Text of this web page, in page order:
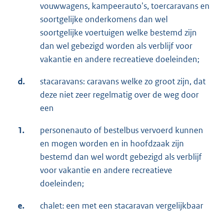
vouwwagens, kampeerauto's, toercaravans en
soortgelijke onderkomens dan wel
soortgelijke voertuigen welke bestemd zijn
dan wel gebezigd worden als verblijf voor
vakantie en andere recreatieve doeleinden;
d.
stacaravans: caravans welke zo groot zijn, dat
deze niet zeer regelmatig over de weg door
een
1.
personenauto of bestelbus vervoerd kunnen
en mogen worden en in hoofdzaak zijn
bestemd dan wel wordt gebezigd als verblijf
voor vakantie en andere recreatieve
doeleinden;
e.
chalet: een met een stacaravan vergelijkbaar